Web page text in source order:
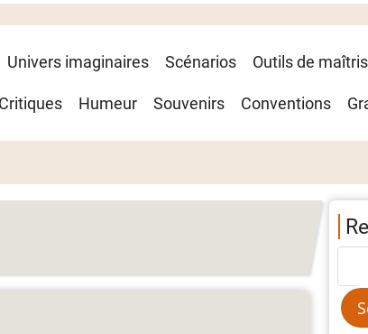
Univers imaginaires Scénarios Outils de
Critiques Humeur Souvenirs Conventions